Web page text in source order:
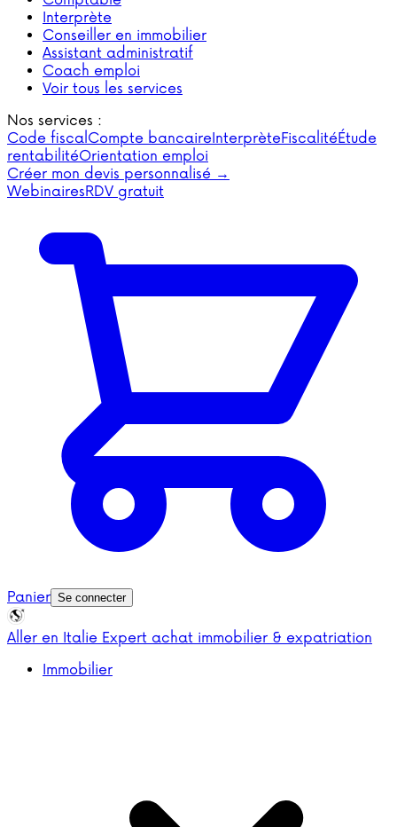
Interprète
Conseiller en immobilier
Assistant administratif
Coach emploi
Voir tous les services
Nos services :
Code fiscalCompte bancaireInterprèteFiscalitéÉtude
rentabilitéOrientation emploi
Créer mon devis personnalisé →
WebinairesRDV gratuit
Panier Se connecter
Aller en Italie Expert achat immobilier & expatriation
Immobilier